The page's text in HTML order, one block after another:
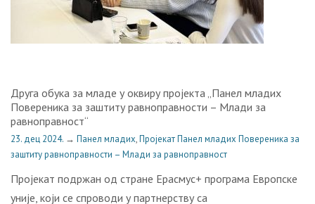
Друга обука за младе у оквиру пројекта „Панел младих
Повереника за заштиту равноправности – Млади за
равноправност“
23. дец 2024. → Панел младих,Пројекат Панел младих Повереника за
заштиту равноправности – Млади за равноправност
Пројекат подржан од стране Ерасмус+ програма Европске
уније, који се спроводи у партнерству са